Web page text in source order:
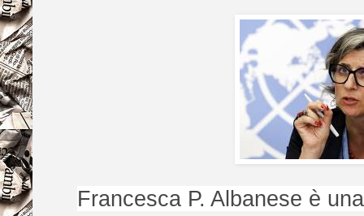
Francesca P. Albanese è